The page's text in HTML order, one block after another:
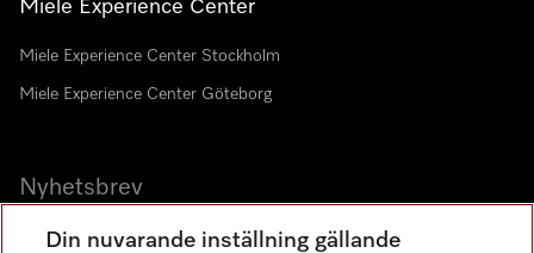
Miele Experience Center
Miele Experience Center Stockholm
Miele Experience Center Göteborg
Nyhetsbrev
Gå med i vår gemenskap
Din nuvarande inställning gällande